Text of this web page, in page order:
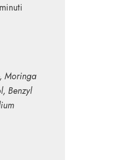
Moringa
Benzyl